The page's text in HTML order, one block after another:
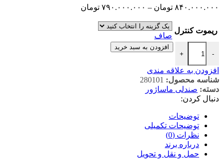
۸۴۰.۰۰۰.۰۰۰ تومان – ۷۹۰.۰۰۰.۰۰۰ تومان
ریموت کنترل
صاف
-
+
افزودن به سبد خرید
افزودن به علاقه مندی
شناسه محصول: 280101
دسته: صندلی ماساژور
دنبال کردن:
توضیحات
توضیحات تکمیلی
نظرات (0)
درباره برند
حمل و نقل و تحویل